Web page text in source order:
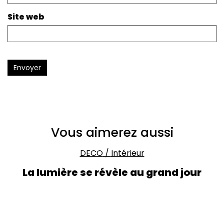
Site web
Envoyer
Vous aimerez aussi
DECO/ Intérieur
La lumière se révèle au grand jour